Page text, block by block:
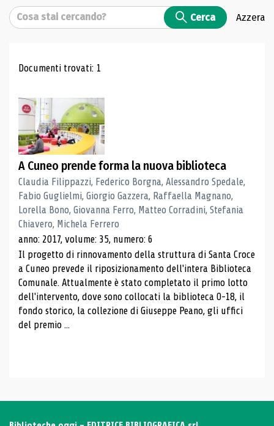
Cerca Cerca Azzera
Risultati di ricerca
Documenti trovati: 1
A Cuneo prende forma la nuova biblioteca
Claudia Filippazzi, Federico Borgna, Alessandro Spedale,
Fabio Guglielmi, Giorgio Gazzera, Raffaella Magnano,
Lorella Bono, Giovanna Ferro, Matteo Corradini, Stefania
Chiavero, Michela Ferrero
anno: 2017, volume: 35, numero: 6
Il progetto di rinnovamento della struttura di Santa Croce
a Cuneo prevede il riposizionamento dell'intera Biblioteca
Comunale. Attualmente è stato completato il primo lotto
dell'intervento, dove sono collocati la biblioteca 0-18, il
fondo storico, la collezione di Giuseppe Peano, gli uffici
del premio ...